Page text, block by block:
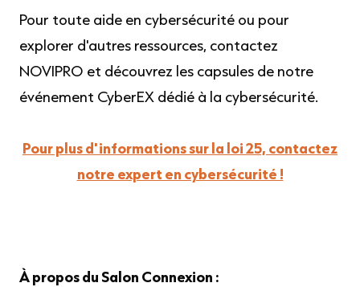
Pour toute aide en cybersécurité ou pour
explorer d'autres ressources, contactez
NOVIPRO et découvrez les capsules de notre
événement CyberEX dédié à la cybersécurité.
Pour plus d'informations sur la loi 25, contactez
notre expert en cybersécurité !
À propos du Salon Connexion :